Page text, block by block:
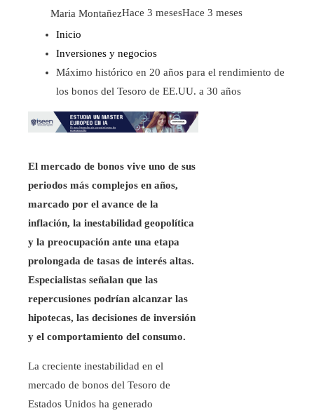
Maria MontañezHace 3 mesesHace 3 meses
Inicio
Inversiones y negocios
Máximo histórico en 20 años para el rendimiento de
los bonos del Tesoro de EE.UU. a 30 años
El mercado de bonos vive uno de sus
periodos más complejos en años,
marcado por el avance de la
inflación, la inestabilidad geopolítica
y la preocupación ante una etapa
prolongada de tasas de interés altas.
Especialistas señalan que las
repercusiones podrían alcanzar las
hipotecas, las decisiones de inversión
y el comportamiento del consumo.
La creciente inestabilidad en el
mercado de bonos del Tesoro de
Estados Unidos ha generado